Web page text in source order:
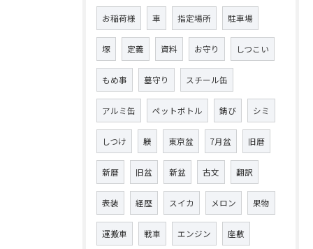
お稲荷様 車 指定場所 駐車場
塚 定義 資料 お守り しつこい
もめ事 墓守り スチール缶
アルミ缶 ペットボトル 錆び シミ
しつけ 躾 東京盆 7月盆 旧暦
新暦 旧盆 新盆 古文 翻訳
表装 経歴 スイカ メロン 果物
運搬車 戦車 エンジン 座敷